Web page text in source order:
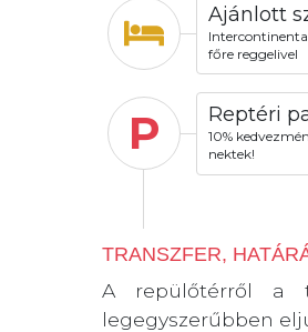
Ajánlott
főre reggelivel
P Reptéri
10%
nektek!
TRANSZFER,
A repülőtérről a
legegyszerűbben